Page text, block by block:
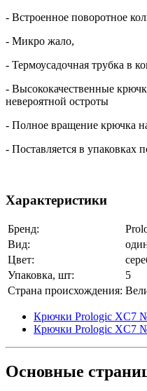
- Встроенное поворотное
- Микро жало,
- Термоусадочная трубка в
- Высококачественные
невероятной остроты
- Полное вращение крючка
- Поставляется в упаковках
Характеристики
Бренд:
Вид:
Цвет:
Упаковка, шт:
5
Страна происхождения:
Крючки Prologic XC7
Крючки Prologic XC7
Основные